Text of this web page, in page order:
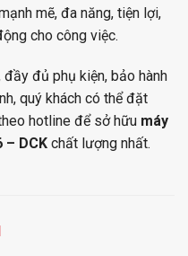
mẽ, đa năng, tiện lợi,
cho công việc.
đủ phụ kiện, bảo hành
quý khách có thể đặt
hotline để sở hữu máy
– DCK chất lượng nhất.